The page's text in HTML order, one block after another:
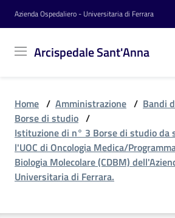
Vai al contenuto
Vai alla navigazione
Vai al footer
Azienda Ospedaliero - Universitaria di Ferrara
Arcispedale Sant'Anna
Sant'Anna
Azienda
Servizi
Home / Amministrazione / Bandi
Borse di studio /
Istituzione di n° 3 Borse di studio da
l'UOC di Oncologia Medica/
Biologia Molecolare (CDBM)
Universitaria di Ferrara.